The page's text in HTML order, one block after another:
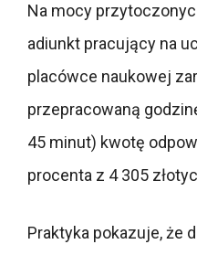
Na mocy
adiunkt pracujący na
placówce naukowej
przepracowaną
45 minut) kwotę
procenta z 4 305
Praktyka pokazuje, że